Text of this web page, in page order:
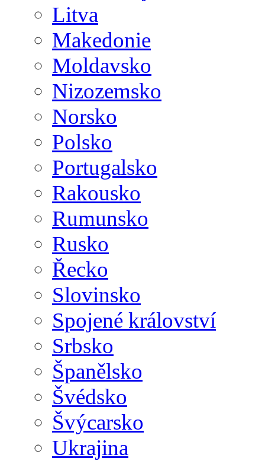
Litva
Makedonie
Moldavsko
Nizozemsko
Norsko
Polsko
Portugalsko
Rakousko
Rumunsko
Rusko
Řecko
Slovinsko
Spojené království
Srbsko
Španělsko
Švédsko
Švýcarsko
Ukrajina